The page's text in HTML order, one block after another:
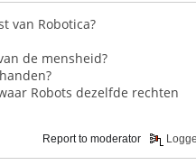
van Robotica?
de mensheid?
Robots dezelfde rechten
Report to moderator